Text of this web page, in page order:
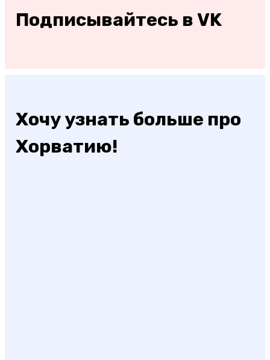
Подписывайтесь в VK
Хочу узнать больше про
Хорватию!